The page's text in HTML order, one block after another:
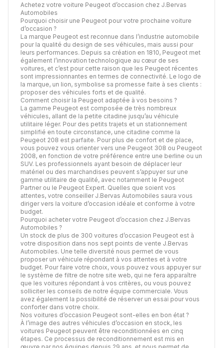
Achetez votre voiture Peugeot d’occasion chez J.Bervas
Automobiles
Pourquoi choisir une Peugeot pour votre prochaine voiture
d’occasion ?
La marque Peugeot est reconnue dans l’industrie automobile
pour la qualité du design de ses véhicules, mais aussi pour
leurs performances. Depuis sa création en 1810, Peugeot met
également l’innovation technologique au cœur de ses
voitures, et c’est pour cette raison que les Peugeot récentes
sont impressionnantes en termes de connectivité. Le logo de
la marque, un lion, symbolise sa promesse faite à ses clients :
proposer des véhicules forts et de qualité.
Comment choisir la Peugeot adaptée à vos besoins ?
La gamme Peugeot est composée de très nombreux
véhicules, allant de la petite citadine jusqu’au véhicule
utilitaire léger. Pour des petits trajets et un stationnement
simplifié en toute circonstance, une citadine comme la
Peugeot 208 est parfaite. Pour plus de confort et de place,
vous pouvez vous orienter vers une Peugeot 308 ou Peugeot
2008, en fonction de votre préférence entre une berline ou un
SUV. Les professionnels ayant besoin de déplacer leur
matériel ou des marchandises peuvent s’appuyer sur une
gamme utilitaire de qualité, avec notamment le Peugeot
Partner ou le Peugeot Expert. Quelles que soient vos
attentes, votre conseiller J.Bervas Automobiles saura vous
diriger vers la voiture d’occasion idéale et conforme à votre
budget.
Pourquoi acheter votre Peugeot d’occasion chez J.Bervas
Automobiles ?
Un stock de plus de 300 voitures d’occasion Peugeot est à
votre disposition dans nos sept points de vente J.Bervas
Automobiles. Une telle diversité nous permet de vous
proposer un véhicule répondant à vos attentes et à votre
budget. Pour faire votre choix, vous pouvez vous appuyer sur
le système de filtre de notre site web, qui ne fera apparaître
que les voitures répondant à vos critères, ou vous pouvez
solliciter les conseils de notre équipe commerciale. Vous
avez également la possibilité de réserver un essai pour vous
conforter dans votre choix.
Nos voitures d’occasion Peugeot sont-elles en bon état ?
À l’image des autres véhicules d’occasion en stock, les
voitures Peugeot peuvent être reconditionnées en cinq
étapes. Ce processus de reconditionnement est mis en